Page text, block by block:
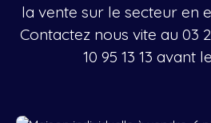
la vente sur le secteur en
Contactez nous vite au 03
10 95 13 13 avant